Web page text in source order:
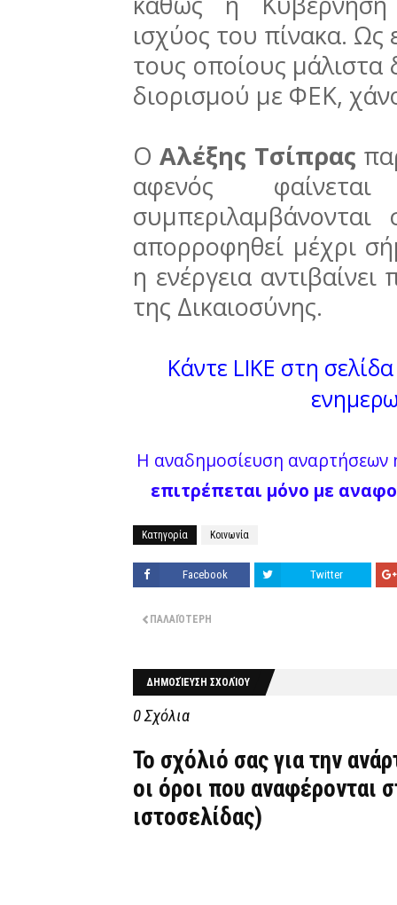
ισχύος του πίνακα. Ως
τους οποίους
διορισμού με ΦΕΚ,
ΟΑλέξης Τσίπρας
αφενός
απορροφηθεί μέχρι
η ενέργεια
της Δικαιοσύνης.
Κάντε LIKE στη
Η αναδημοσίευση
επιτρέπεται μόνο με
Κατηγορία Κοινωνία
Facebook Twitter
ΠΑΛΑΙΌΤΕΡΗ
ΔΗΜΟΣΊΕΥΣΗ ΣΧΟΛΊΟΥ
0 Σχόλια
Το σχόλιό σας για την
οι όροι που αναφέρονται
ιστοσελίδας)